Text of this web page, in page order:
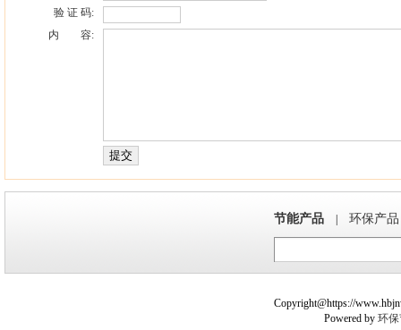
验 证 码:
内 容:
节能产品 环保产品
Copyright@https://
Powered by 环